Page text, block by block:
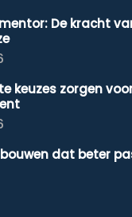
De kracht
keuzes zorgen
dat beter